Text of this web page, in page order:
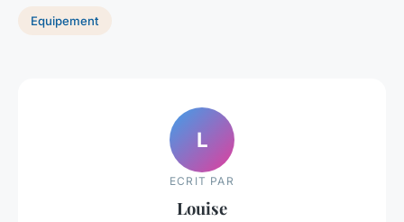
Equipement
L
ECRIT PAR
Louise